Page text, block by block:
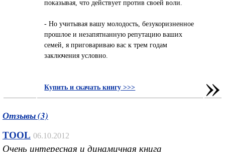
показывая, что действует против своей воли.
- Но учитывая вашу молодость, безукоризненное
прошлое и незапятнанную репутацию ваших
семей, я приговариваю вас к трем годам
заключения условно.
Купить и скачать книгу >>> »
Отзывы (3)
TOOL 06.10.2012
Очень интересная и динамичная книга